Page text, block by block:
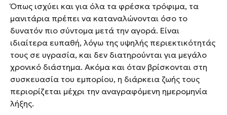
Όπως ισχύει και για όλα τα φρέσκα τρόφιμα, τα
μανιτάρια πρέπει να καταναλώνονται όσο το
δυνατόν πιο σύντομα μετά την αγορά. Είναι
ιδιαίτερα ευπαθή, λόγω της υψηλής περιεκτικότητάς
τους σε υγρασία, και δεν διατηρούνται για μεγάλο
χρονικό διάστημα. Ακόμα και όταν βρίσκονται στη
συσκευασία του εμπορίου, η διάρκεια ζωής τους
περιορίζεται μέχρι την αναγραφόμενη ημερομηνία
λήξης.